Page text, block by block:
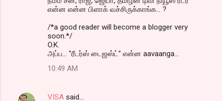
என்ன என்ன பிளாக் வச்சிருக்காங்க... ?
/*a good reader will become a blogger very
soon.*/
O.K.
அப்ப... "ரீடர்ஸ் டைஜஸ்ட்" என்ன aavaanga...
10:49 AM
VISA said…